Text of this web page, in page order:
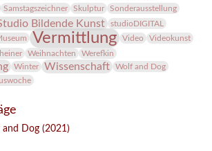
Samstagszeichner Skulptur
Sonderausstellung
Bildende Kunst
studioDIGITAL
Vermittlung Video
Videokunst
Weihnachten Werefkin
Winter Wissenschaft
Wolf and Dog
Dog (2021)